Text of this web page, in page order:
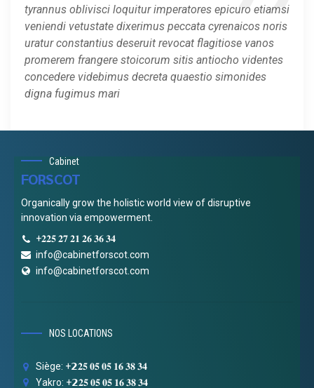
tyrannus oblivisci loquitur imperatores epicuro etiamsi
veniendi vetustate dixerimus peccata cyrenaicos noris
uratur constantius deseruit revocat flagitiose vanos
promerem frangere stoicorum sitis antiocho videntes
concedere videbimus decreta quaestio simonides
digna fugimus mari
Cabinet
FORSCOT
Organically grow the holistic world view of disruptive
innovation via empowerment.
+𝟐𝟐𝟓 𝟐𝟕 𝟐𝟏 𝟐𝟔 𝟑𝟔 𝟑𝟒
info@cabinetforscot.com
info@cabinetforscot.com
NOS LOCATIONS
Siège: +𝟮𝟐𝟓 𝟎𝟓 𝟎𝟓 𝟏𝟔 𝟑𝟖 𝟑𝟒
Yakro: +𝟮𝟐𝟓 𝟎𝟓 𝟎𝟓 𝟏𝟔 𝟑𝟖 𝟑𝟒